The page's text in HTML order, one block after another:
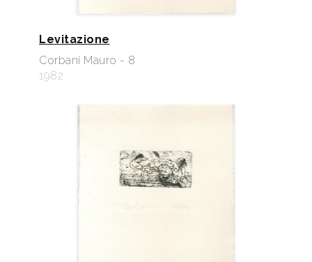
Levitazione
Corbani Mauro - 8
1982